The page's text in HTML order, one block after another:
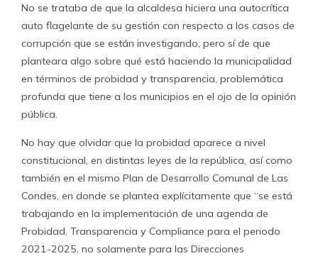
No se trataba de que la alcaldesa hiciera una autocrítica
auto flagelante de su gestión con respecto a los casos de
corrupción que se están investigando, pero sí de que
planteara algo sobre qué está haciendo la municipalidad
en términos de probidad y transparencia, problemática
profunda que tiene a los municipios en el ojo de la opinión
pública.
No hay que olvidar que la probidad aparece a nivel
constitucional, en distintas leyes de la república, así como
también en el mismo Plan de Desarrollo Comunal de Las
Condes, en donde se plantea explícitamente que “se está
trabajando en la implementación de una agenda de
Probidad, Transparencia y Compliance para el periodo
2021-2025, no solamente para las Direcciones